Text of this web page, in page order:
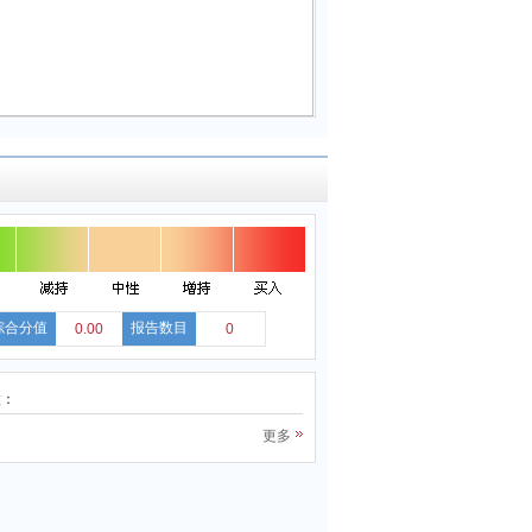
合分值 0.00 报告数目 0
更多